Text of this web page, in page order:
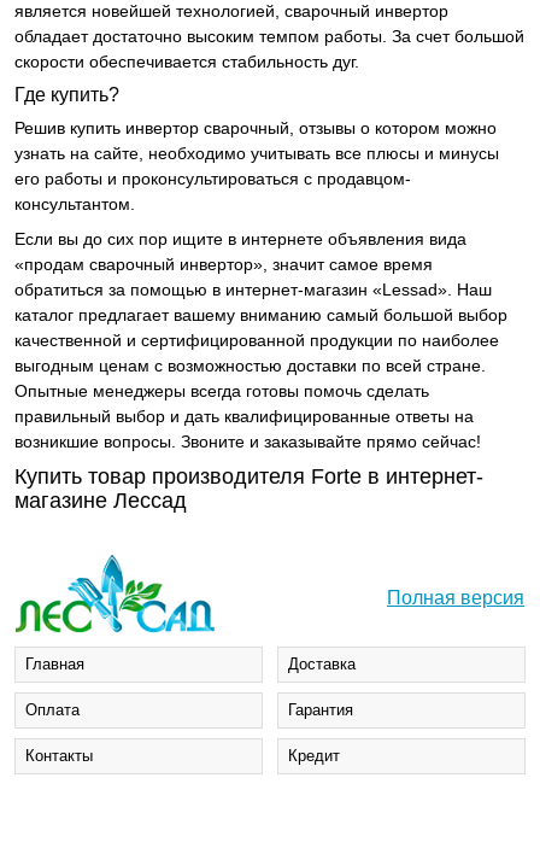
является новейшей технологией, сварочный инвертор
обладает достаточно высоким темпом работы. За счет большой
скорости обеспечивается стабильность дуг.
Где купить?
Решив купить инвертор сварочный, отзывы о котором можно
узнать на сайте, необходимо учитывать все плюсы и минусы
его работы и проконсультироваться с продавцом-
консультантом.
Если вы до сих пор ищите в интернете объявления вида
«продам сварочный инвертор», значит самое время
обратиться за помощью в интернет-магазин «Lessad». Наш
каталог предлагает вашему вниманию самый большой выбор
качественной и сертифицированной продукции по наиболее
выгодным ценам с возможностью доставки по всей стране.
Опытные менеджеры всегда готовы помочь сделать
правильный выбор и дать квалифицированные ответы на
возникшие вопросы. Звоните и заказывайте прямо сейчас!
Купить товар производителя Forte в интернет-
магазине Лессад
Полная версия
Главная Доставка
Оплата Гарантия
Контакты Кредит